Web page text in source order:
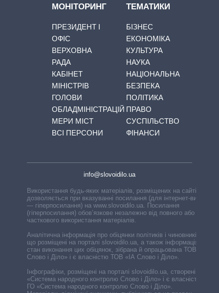
МОНІТОРИНГ
ПРЕЗИДЕНТ І
ОФІС
ВЕРХОВНА
РАДА
КАБІНЕТ
МІНІСТРІВ
ГОЛОВИ
ОБЛАДМІНІСТРАЦІЙ
МЕРИ МІСТ
ВСІ ПЕРСОНИ
ТЕМАТИКИ
БІЗНЕС
ЕКОНОМІКА
КУЛЬТУРА
НАУКА
НАЦІОНАЛЬНА
БЕЗПЕКА
ПОЛІТИКА
ПРАВО
СУСПІЛЬСТВО
ФІНАНСИ
info@slovoidilo.ua
Використання будь-яких матеріалів, розміщених на сайті,
дозволяється при вказуванні посилання (для інтернет-видань
— гіперпосилання) на www.slovoidilo.ua. Посилання
(гіперпосилання) обов’язкове незалежно від повного або
часткового використання матеріалів.
Аналітична інформація про обіцянки політиків і чиновників,
що розміщені на порталі slovoidilo.ua, а також інформація про
стан виконання цих обіцянок, зібрана й опрацьована ТОВ «ІА
Слово і Діло» і є власністю ТОВ «ІА Слово і Діло».
Інфографіки, розміщені на порталі slovoidilo.ua, створені ГО
«Система народного контролю Слово і Діло» і є власністю
ГО «Система народного контролю Слово і Діло».